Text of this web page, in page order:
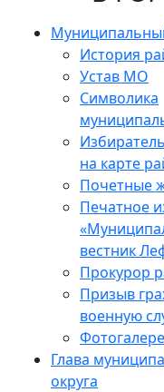
История
Устав МО
Символика
на карте
Почетные
Печатное
вестник
Прокурор
Призыв
военную
Глава
округа